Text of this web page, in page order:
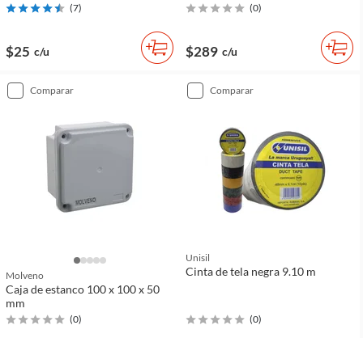
(7)
$25 c/u
(0)
$289 c/u
comparar
Molveno
Caja de estanco 100 x 100 x 50
mm
(0)
comparar
Unisil
Cinta de tela negra 9.10 m
(0)